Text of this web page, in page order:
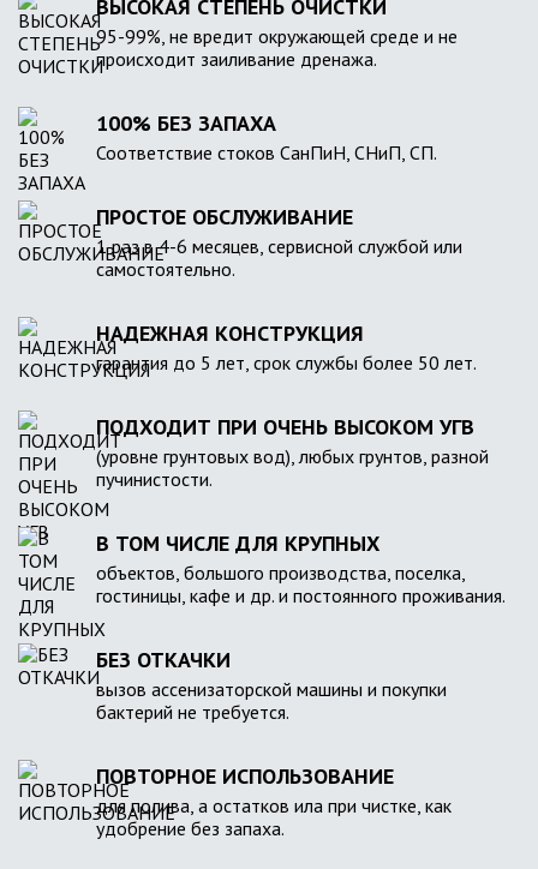
ВЫСОКАЯ СТЕПЕНЬ ОЧИСТКИ
95-99%, не вредит окружающей среде и не
происходит заиливание дренажа.
100% БЕЗ ЗАПАХА
Соответствие стоков СанПиН, СНиП, СП.
ПРОСТОЕ ОБСЛУЖИВАНИЕ
1 раз в 4-6 месяцев, сервисной службой или
самостоятельно.
НАДЕЖНАЯ КОНСТРУКЦИЯ
гарантия до 5 лет, срок службы более 50 лет.
ПОДХОДИТ ПРИ ОЧЕНЬ ВЫСОКОМ УГВ
(уровне грунтовых вод), любых грунтов, разной
пучинистости.
В ТОМ ЧИСЛЕ ДЛЯ КРУПНЫХ
объектов, большого производства, поселка,
гостиницы, кафе и др. и постоянного проживания.
БЕЗ ОТКАЧКИ
вызов ассенизаторской машины и покупки
бактерий не требуется.
ПОВТОРНОЕ ИСПОЛЬЗОВАНИЕ
для полива, а остатков ила при чистке, как
удобрение без запаха.